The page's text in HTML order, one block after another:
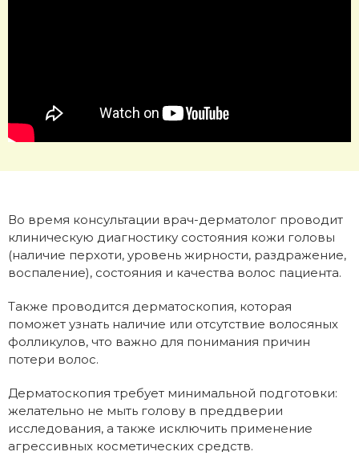
Во время консультации врач-дерматолог проводит
клиническую диагностику состояния кожи головы
(наличие перхоти, уровень жирности, раздражение,
воспаление), состояния и качества волос пациента.
Также проводится дерматоскопия, которая
поможет узнать наличие или отсутствие волосяных
фолликулов, что важно для понимания причин
потери волос.
Дерматоскопия требует минимальной подготовки:
желательно не мыть голову в преддверии
исследования, а также исключить применение
агрессивных косметических средств.